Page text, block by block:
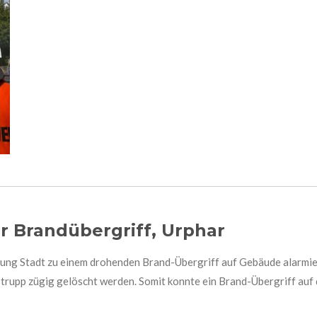
Brandübergriff, Urphar
Stadt zu einem drohenden Brand-Übergriff auf Gebäude
zügig gelöscht werden. Somit konnte ein Brand-Übergriff auf